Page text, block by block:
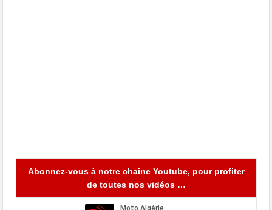
Abonnez-vous à notre chaine Youtube, pour profiter
de toutes nos vidéos …